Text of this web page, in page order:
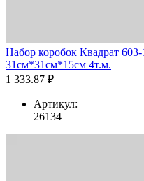
Набор коробок Квадрат
31см*31см*15см 4т.м.
1 333.87 ₽
Артикул:
26134